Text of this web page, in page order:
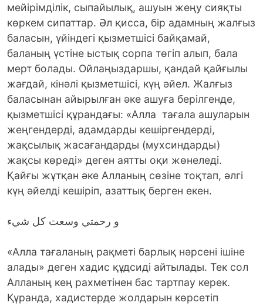
мейірімділік, сыпайылық, ашуын жеңу сияқты
көркем сипаттар. Әл қисса, бір адамның жалғыз
баласын, үйіндегі қызметшісі байқамай,
баланың үстіне ыстық сорпа төгіп алып, бала
мерт болады. Ойлаңыздаршы, қандай қайғылы
жағдай, кінәлі қызметшісі, күң әйел. Жалғыз
баласынан айырылған әке ашуға берілгенде,
қызметшісі құрандағы: «Алла тағала ашуларын
жеңгендерді, адамдарды кешіргендерді,
жақсылық жасағандарды (мухсиндарды)
жақсы көреді» деген аятты оқи жөнеледі.
Қайғы жұтқан әке Алланың сөзіне тоқтап, әлгі
күң әйелді кешіріп, азаттық берген екен.
و رحمتي وسعت كل شيء
«Алла тағаланың рақметі барлық нәрсені ішіне
алады» деген хадис құдсиді айтылады. Тек сол
Алланың кең рахметінен бас тартпау керек.
Құранда, хадистерде жолдарын көрсетіп